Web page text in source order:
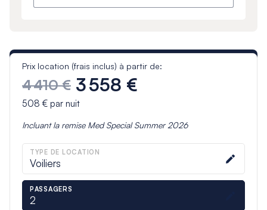
Prix location (frais inclus) à partir de:
4 410 € 3 558 €
508 €par nuit
Incluant la remise Med Special Summer 2026
TYPE DE LOCATION
Voiliers
PASSAGERS
2